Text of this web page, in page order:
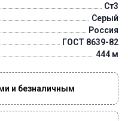
Ст3
Серый
Россия
ГОСТ 8639-82
444 м
и безналичным